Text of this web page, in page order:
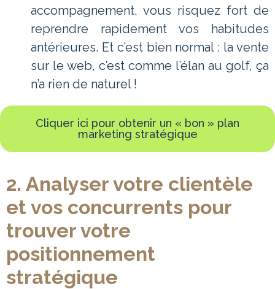
accompagnement, vous risquez fort de
reprendre rapidement vos habitudes
antérieures. Et c’est bien normal : la vente
sur le web, c’est comme l’élan au golf, ça
n’a rien de naturel !
Cliquer ici pour obtenir un « bon » plan
marketing stratégique
2. Analyser votre clientèle
et vos concurrents pour
trouver votre
positionnement
stratégique